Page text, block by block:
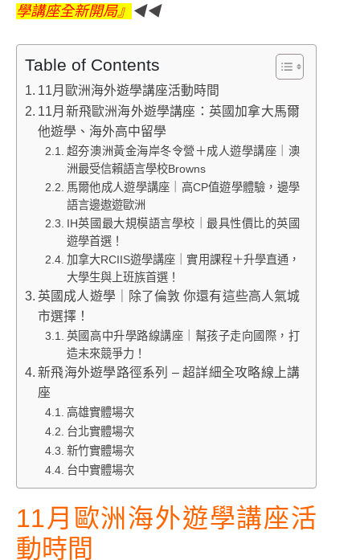
學講座全新開局』 ◀◀
Table of Contents
11月歐洲海外遊學講座活動時間
11月新飛歐洲海外遊學講座：英國加拿大馬爾
他遊學、海外高中留學
超夯澳洲黃金海岸冬令營＋成人遊學講座｜澳
洲最受信賴語言學校Browns
馬爾他成人遊學講座｜高CP值遊學體驗，邊學
語言邊遨遊歐洲
IH英國最大規模語言學校｜最具性價比的英國
遊學首選！
加拿大RCIIS遊學講座｜實用課程＋升學直通，
大學生與上班族首選！
英國成人遊學｜除了倫敦 你還有這些高人氣城
市選擇！
英國高中升學路線講座｜幫孩子走向國際，打
造未來競爭力！
新飛海外遊學路徑系列 – 超詳細全攻略線上講
座
高雄實體場次
台北實體場次
新竹實體場次
台中實體場次
11月歐洲海外遊學講座活
動時間